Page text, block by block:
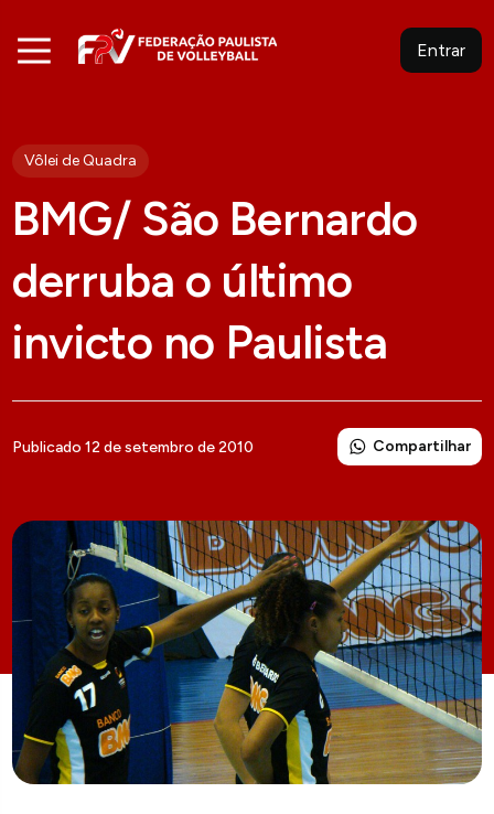
Entrar
Vôlei de Quadra
BMG/ São Bernardo
derruba o último
invicto no Paulista
Publicado 12 de setembro de 2010 Compartilhar